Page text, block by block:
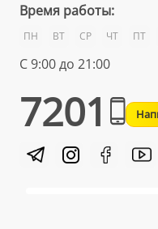
Время работы:
ПН ВТ СР ЧТ ПТ
С 9:00 до 21:00
7201